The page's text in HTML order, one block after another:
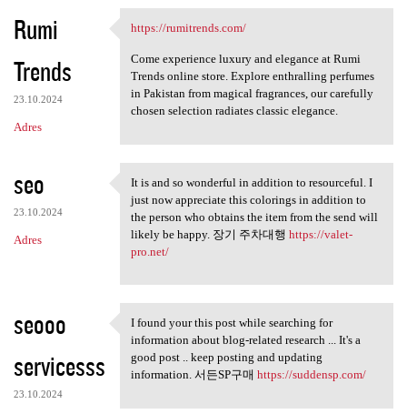
Rumi
Trends
23.10.2024
Adres
https://rumitrends.com/
https://rumitrends.com/
Come experience luxury and elegance at Rumi
Trends online store. Explore enthralling perfumes
in Pakistan from magical fragrances, our carefully
chosen selection radiates classic elegance.
seo
23.10.2024
Adres
It is and so wonderful in
It is and so wonderful in addition to resourceful. I
just now appreciate this colorings in addition to
the person who obtains the item from the send will
likely be happy. 장기 주차대행 https://valet-
pro.net/
seooo
servicesss
23.10.2024
I found your this post while
I found your this post while searching for
information about blog-related research ... It's a
good post .. keep posting and updating
information. 서든SP구매 https://suddensp.com/